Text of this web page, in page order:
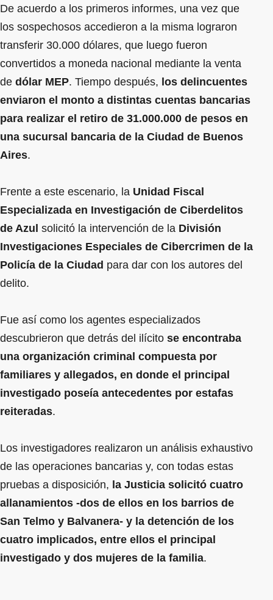
De acuerdo a los primeros informes, una vez que
los sospechosos accedieron a la misma lograron
transferir 30.000 dólares, que luego fueron
convertidos a moneda nacional mediante la venta
de dólar MEP. Tiempo después, los delincuentes
enviaron el monto a distintas cuentas bancarias
para realizar el retiro de 31.000.000 de pesos en
una sucursal bancaria de la Ciudad de Buenos
Aires.
Frente a este escenario, la Unidad Fiscal
Especializada en Investigación de Ciberdelitos
de Azul solicitó la intervención de la División
Investigaciones Especiales de Cibercrimen de la
Policía de la Ciudad para dar con los autores del
delito.
Fue así como los agentes especializados
descubrieron que detrás del ilícito se encontraba
una organización criminal compuesta por
familiares y allegados, en donde el principal
investigado poseía antecedentes por estafas
reiteradas.
Los investigadores realizaron un análisis exhaustivo
de las operaciones bancarias y, con todas estas
pruebas a disposición, la Justicia solicitó cuatro
allanamientos -dos de ellos en los barrios de
San Telmo y Balvanera- y la detención de los
cuatro implicados, entre ellos el principal
investigado y dos mujeres de la familia.